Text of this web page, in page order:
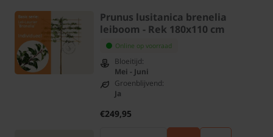
Prunus lusitanica brenelia
leiboom - Rek 180x110 cm
Online op voorraad
Bloeitijd:
Mei - Juni
Groenblijvend:
Ja
€249,95